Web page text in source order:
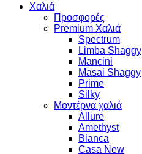
Χαλιά
Προσφορές
Premium Χαλιά
Spectrum
Limba Shaggy
Mancini
Masai Shaggy
Prime
Silky
Μοντέρνα χαλιά
Allure
Amethyst
Bianca
Casa New